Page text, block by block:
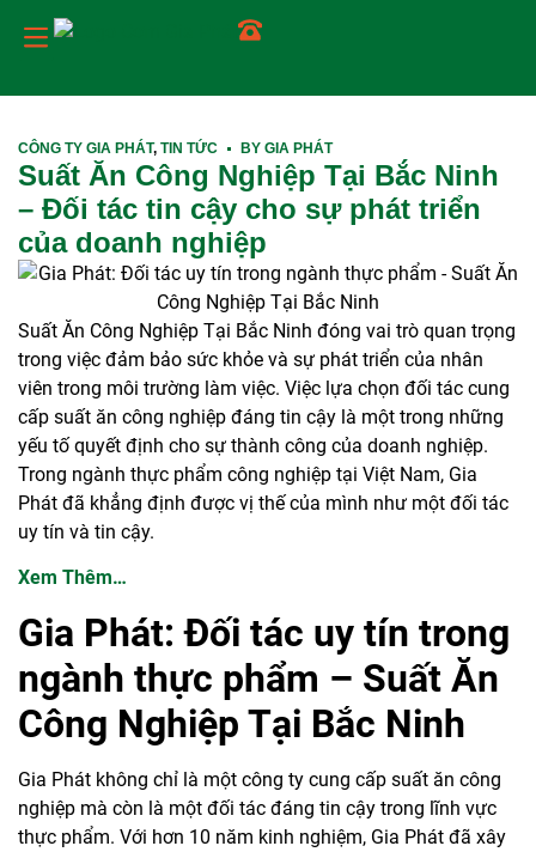
CÔNG TY GIA PHÁT, TIN TỨC BY GIA PHÁT
Suất Ăn Công Nghiệp Tại Bắc Ninh
– Đối tác tin cậy cho sự phát triển
của doanh nghiệp
Suất Ăn Công Nghiệp Tại Bắc Ninh đóng vai trò quan trọng
trong việc đảm bảo sức khỏe và sự phát triển của nhân
viên trong môi trường làm việc. Việc lựa chọn đối tác cung
cấp suất ăn công nghiệp đáng tin cậy là một trong những
yếu tố quyết định cho sự thành công của doanh nghiệp.
Trong ngành thực phẩm công nghiệp tại Việt Nam, Gia
Phát đã khẳng định được vị thế của mình như một đối tác
uy tín và tin cậy.
Xem Thêm…
Gia Phát: Đối tác uy tín trong
ngành thực phẩm – Suất Ăn
Công Nghiệp Tại Bắc Ninh
Gia Phát không chỉ là một công ty cung cấp suất ăn công
nghiệp mà còn là một đối tác đáng tin cậy trong lĩnh vực
thực phẩm. Với hơn 10 năm kinh nghiệm, Gia Phát đã xây